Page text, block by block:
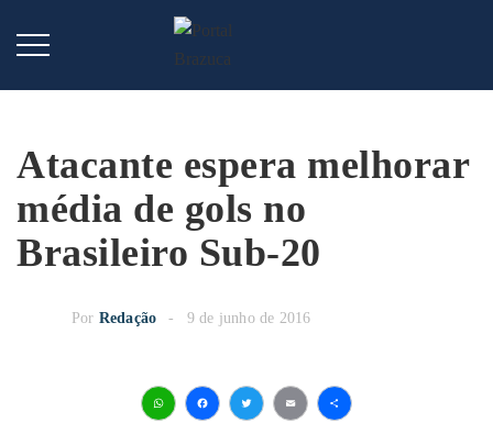
Atacante espera melhorar
média de gols no
Brasileiro Sub-20
Por Redação 9 de junho de 2016